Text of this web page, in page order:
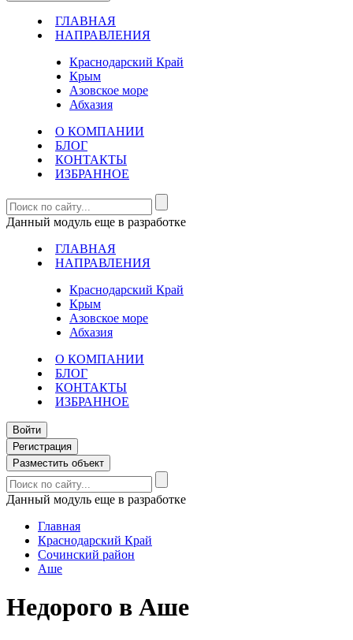
ГЛАВНАЯ
НАПРАВЛЕНИЯ
Краснодарский Край
Крым
Азовское море
Абхазия
О КОМПАНИИ
БЛОГ
КОНТАКТЫ
ИЗБРАННОЕ
Данный модуль еще в разработке
ГЛАВНАЯ
НАПРАВЛЕНИЯ
Краснодарский Край
Крым
Азовское море
Абхазия
О КОМПАНИИ
БЛОГ
КОНТАКТЫ
ИЗБРАННОЕ
Войти
Регистрация
Разместить объект
Данный модуль еще в разработке
Главная
Краснодарский Край
Сочинский район
Аше
Недорого в Аше